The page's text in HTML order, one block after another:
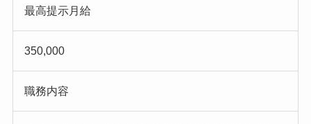
最高提示月給
350,000
職務内容